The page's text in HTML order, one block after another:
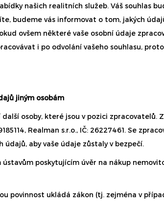
našich realitních služeb. Váš souhlas
budeme vás informovat o tom, jakých
ovšem některé vaše osobní údaje
i po odvolání vašeho souhlasu,
jiným osobám
osoby, které jsou v pozici zpracovatelů.
Realman s.r.o., IČ: 26227461. Se
aby vaše údaje zůstaly v bezpečí.
poskytujícím úvěr na nákup
povinnost ukládá zákon (tj. zejména v